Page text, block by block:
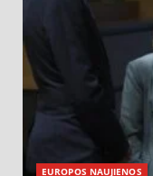
EUROPOS NAUJIENOS